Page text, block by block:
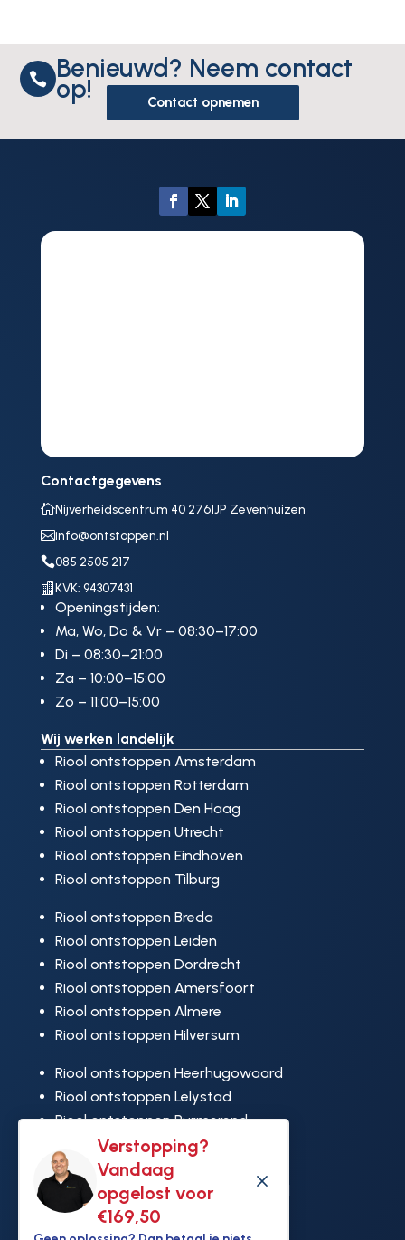
 Benieuwd? Neem contact
op! Contact opnemen
Verstopping?
Vandaag
opgelost voor
€169,50
M
Contactgegevens
Nijverheidscentrum 40 2761JP Zevenhuizen
info@ontstoppen.nl
085 2505 217
 KVK: 94307431
Openingstijden:
Ma, Wo, Do & Vr – 08:30–17:00
Di – 08:30–21:00
Za – 10:00–15:00
Zo – 11:00–15:00
Wij werken landelijk
Riool ontstoppen Amsterdam
Riool ontstoppen Rotterdam
Riool ontstoppen Den Haag
Riool ontstoppen Utrecht
Riool ontstoppen Eindhoven
Riool ontstoppen Tilburg
Riool ontstoppen Breda
Riool ontstoppen Leiden
Riool ontstoppen Dordrecht
Riool ontstoppen Amersfoort
Riool ontstoppen Almere
Riool ontstoppen Hilversum
Riool ontstoppen Heerhugowaard
Riool ontstoppen Lelystad
Riool ontstoppen Purmerend
Riool ontstoppen Ridderkerk
Riool ontstoppen Rijswijk
Riool ontstoppen Hoek van Holland